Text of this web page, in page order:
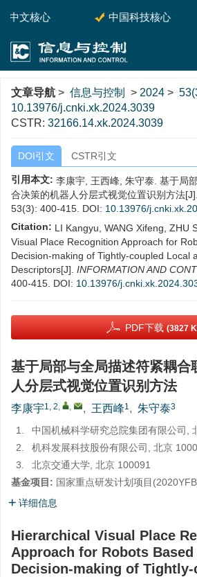
中文核心 中国科技核心
文章导航 > 信息与控制 > 2024 >
10.13976/j.cnki.xk.2024.3039
CSTR: 32166.14.xk.2024.3039
DOI引文 CSTR引文
引用本文: 李康宇, 王西峰, 朱守泰. 基于局
合决策的机器人分层式视觉位置识别方法
53(3): 400-415. DOI: 10.13976/
Citation: LI Kangyu, WANG Xifeng, ZHU
Visual Place Recognition Approach for
Decision-making of Tightly-coupled Local
Descriptors[J]. INFORMATION AND
400-415. DOI: 10.13976/
PDF下载 (3827
基于局部与全局描述符紧耦合
人分层式视觉位置识别方法
李康宇1, 2, , , 王西峰1, 朱守泰3
1.
中国机械科学研究总院集团有限公司,
2.
机科发展科技股份有限公司, 北京
3.
北京交通大学, 北京 100091
基金项目: 国家重点研发计划项目(
详细信息
Hierarchical Visual Place
Approach for Robots
Decision-making of Tightly-